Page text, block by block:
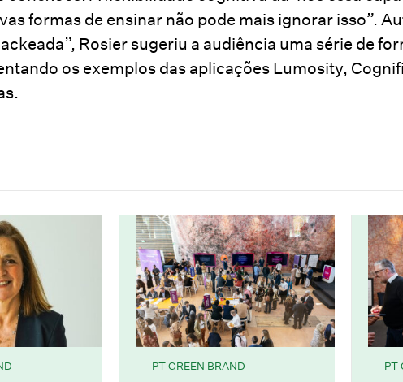
formas de ensinar não pode mais ignorar isso”.
Rosier sugeriu a audiência uma série de
os exemplos das aplicações Lumosity,
PT GREEN BRAND PT